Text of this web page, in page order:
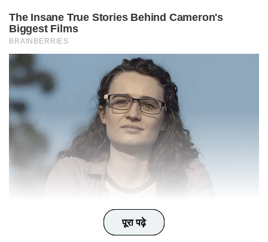
पूरा पढ़े
पूरा पढ़े
पूरा पढ़े
पूरा पढ़े
पूरा पढ़े